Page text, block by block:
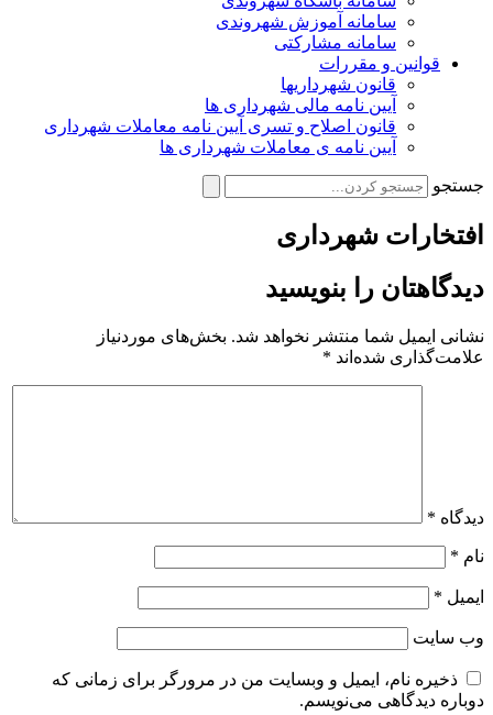
سامانه آموزش شهروندی
سامانه مشارکتی
قوانین و مقررات
قانون شهرداریها
آیین نامه مالی شهرداری ها
قانون اصلاح و تسری آیین نامه معاملات شهرداری
آیین نامه ی معاملات شهرداری ها
جستجو
افتخارات شهرداری
دیدگاهتان را بنویسید
نشانی ایمیل شما منتشر نخواهد شد. بخش‌های موردنیاز
علامت‌گذاری شده‌اند *
دیدگاه *
نام *
ایمیل *
وب‌ سایت
ذخیره نام، ایمیل و وبسایت من در مرورگر برای زمانی که
دوباره دیدگاهی می‌نویسم.